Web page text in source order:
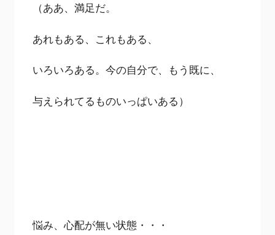
（ああ、満足だ。
あれもある、これもある、
いろいろある。今の自分で、もう既に、
与えられてるものいっぱいある）
悩み、心配が無い状態・・・